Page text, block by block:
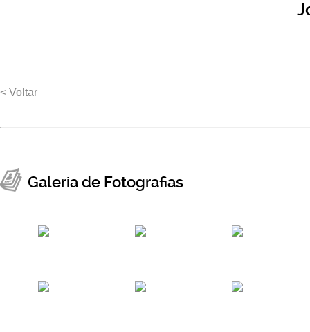
< Voltar
Galeria de Fotografias